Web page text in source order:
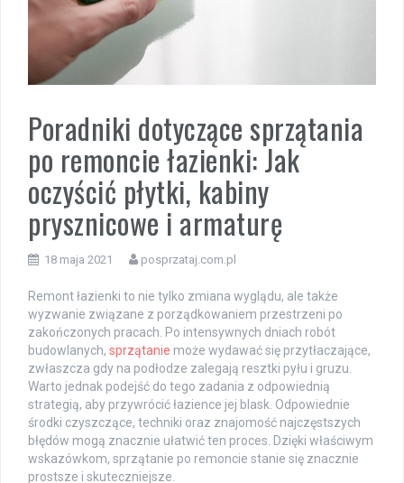
Poradniki dotyczące sprzątania
po remoncie łazienki: Jak
oczyścić płytki, kabiny
prysznicowe i armaturę
18 maja 2021 posprzataj.com.pl
Remont łazienki to nie tylko zmiana wyglądu, ale także
wyzwanie związane z porządkowaniem przestrzeni po
zakończonych pracach. Po intensywnych dniach robót
budowlanych, sprzątanie może wydawać się przytłaczające,
zwłaszcza gdy na podłodze zalegają resztki pyłu i gruzu.
Warto jednak podejść do tego zadania z odpowiednią
strategią, aby przywrócić łazience jej blask. Odpowiednie
środki czyszczące, techniki oraz znajomość najczęstszych
błędów mogą znacznie ułatwić ten proces. Dzięki właściwym
wskazówkom, sprzątanie po remoncie stanie się znacznie
prostsze i skuteczniejsze.